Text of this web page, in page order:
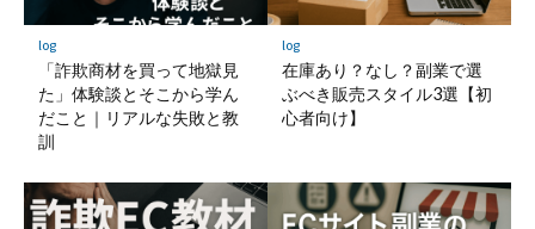
log
「詐欺商材を買って地獄見
た」体験談とそこから学ん
だこと｜リアルな失敗と教
訓
log
在庫あり？なし？副業で選
ぶべき販売スタイル3選【初
心者向け】